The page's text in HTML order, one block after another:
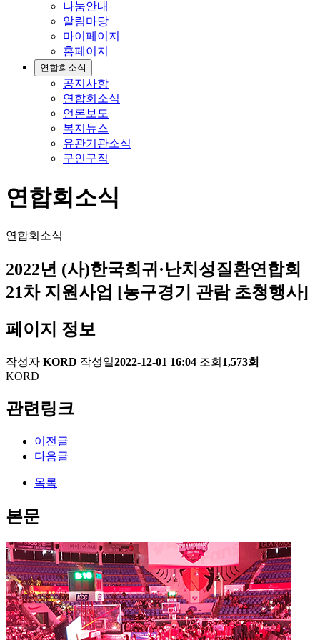
나눔안내
알림마당
마이페이지
홈페이지
연합회소식
공지사항
연합회소식
언론보도
복지뉴스
유관기관소식
구인구직
연합회소식
연합회소식
2022년 (사)한국희귀·난치성질환연합회
21차 지원사업 [농구경기 관람 초청행사]
페이지 정보
작성자 KORD 작성일2022-12-01 16:04 조회 1,573회
KORD
관련링크
이전글
다음글
목록
본문